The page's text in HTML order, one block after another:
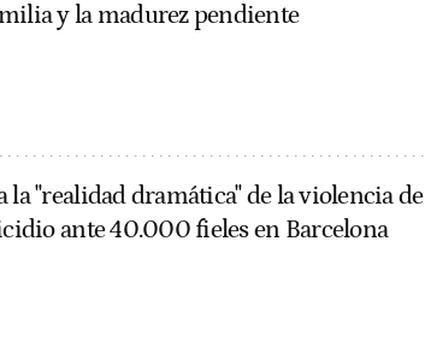
y la madurez pendiente
la "realidad dramática" de la violencia de
ante 40.000 fieles en Barcelona